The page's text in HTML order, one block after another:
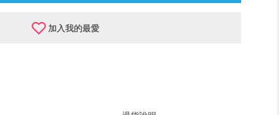
加入我的最愛